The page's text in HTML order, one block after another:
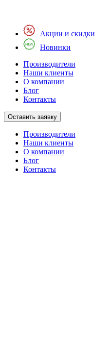
Акции и скидки
Новинки
Производители
Наши клиенты
О компании
Блог
Контакты
Оставить заявку
Производители
Наши клиенты
О компании
Блог
Контакты